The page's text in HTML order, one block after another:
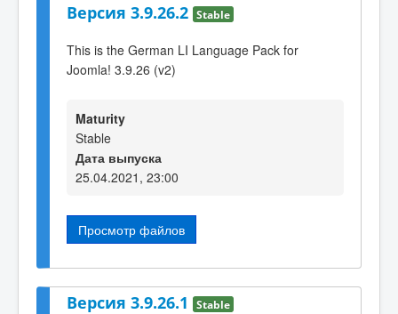
Версия 3.9.26.2 Stable
This is the German LI Language Pack for
Joomla! 3.9.26 (v2)
Maturity
Stable
Дата выпуска
25.04.2021, 23:00
Просмотр файлов
Версия 3.9.26.1 Stable